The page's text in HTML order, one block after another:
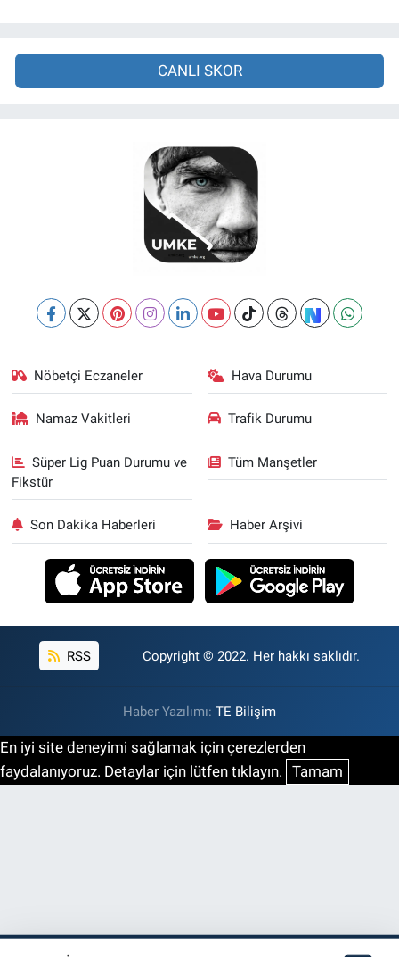
CANLI SKOR
Nöbetçi Eczaneler Hava Durumu
Namaz Vakitleri Trafik Durumu
Süper Lig Puan Durumu ve
Fikstür
Tüm Manşetler
Son Dakika Haberleri Haber Arşivi
RSS Copyright © 2022. Her hakkı saklıdır.
Haber Yazılımı: TE Bilişim
En iyi site deneyimi sağlamak için çerezlerden
faydalanıyoruz. Detaylar için lütfen tıklayın. Tamam